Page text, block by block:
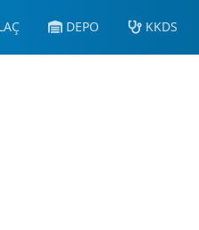
DEPO KKDS